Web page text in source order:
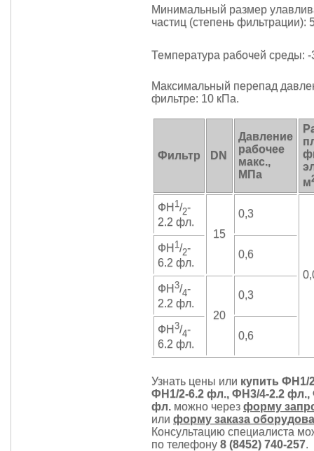
Минимальный размер
частиц (степень фильтрации):
Температура рабочей среды:
Максимальный перепад
фильтре: 10 кПа.
Фильтр DN
Давление
рабочее
макс.,
МПа
м
ФН 1/2-
2.2 фл.
15
0,3
ФН 1/2-
6.2 фл.
0,6
ФН 3/4-
2.2 фл.
20
0,3
ФН 3/4-
6.2 фл.
0,6
Узнать цены или купить ФН1/
ФН1/2-6.2 фл., ФН3/4-2.2 фл.,
фл. можно через форму
или форму заказа
Консультацию специалиста
по телефону 8 (8452) 740-257.